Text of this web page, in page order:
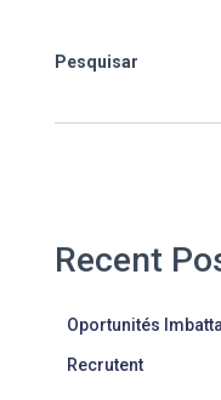
Pesquisar
Recent
Oportunités
Recrutent